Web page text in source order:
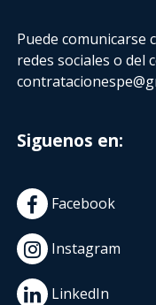
Puede comunicarse
redes sociales o del
Siguenos en:
Facebook
Instagram
LinkedIn